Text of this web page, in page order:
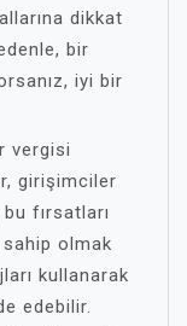
dikkat
bir
iyi bir
vergisi
girişimciler
fırsatları
olmak
kullanarak
edebilir.